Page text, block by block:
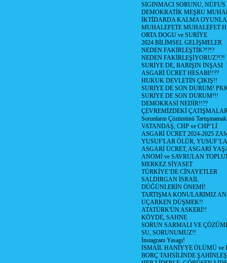
SIGINMACI SORUNU,
DEMOKRATİK MEŞRU
İKTİDARDA KALMA
MUHALEFETE MUHALEFET
ORTA DOGU ve SURİYE
2024 BİLİMSEL GELİŞMELER
NEDEN FAKİRLEŞTİK?!?!?
NEDEN FAKİRLEŞİYORUZ?!?!
SURİYE DE, BARIŞIN İNŞASI
ASGARİ ÜCRET HESABI!!??
HUKUK DEVLETİN ÇIKIŞ!!
SURİYE DE SON DURUM!
SURİYE DE SON DURUM!!!
DEMOKRASİ NEDİR!!??
ÇEVREMİZDEKİ
Sorunların Çözümünü
VATANDAŞ, CHP ve CHP’Lİ
ASGARİ ÜCRET 2024-2025
YUSUF'LAR ÖLÜR,
ASGARİ ÜCRET, ASGARİ
ANOMİ ve SAVRULAN
MERKEZ SİYASET
TÜRKİYE’DE CİNAYETLER
SALDIRGAN İSRAİL
DÜĞÜNLERİN ÖNEMİ!
TARTIŞMA KONULARIMIZ
UÇARKEN DÜŞMEK!!
ATATÜRK'ÜN ASKERİ!!
KÖYDE, SAHNE
SORUN SARMALI VE
SU, SORUNUMUZ!!
İnstagram Yasagı!
İSMAİL HANİYYE ÖLÜMÜ ve
BORÇ TAHSİLİNDE